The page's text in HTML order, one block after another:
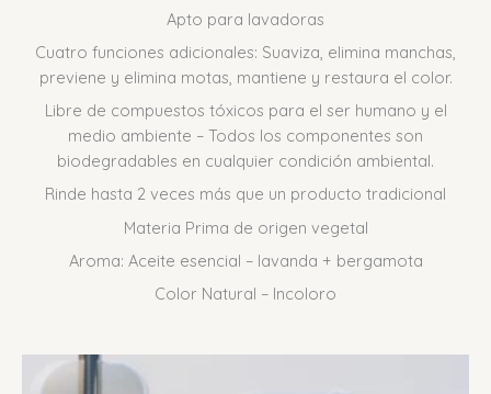
Apto para lavadoras
Cuatro funciones adicionales: Suaviza, elimina manchas,
previene y elimina motas, mantiene y restaura el color.
Libre de compuestos tóxicos para el ser humano y el
medio ambiente – Todos los componentes son
biodegradables en cualquier condición ambiental.
Rinde hasta 2 veces más que un producto tradicional
Materia Prima de origen vegetal
Aroma: Aceite esencial – lavanda + bergamota
Color Natural – Incoloro